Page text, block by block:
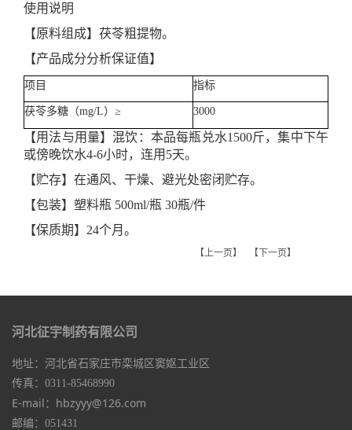
使用说明
【原料组成】茯苓粗提物。
【产品成分分析保证值】
项目 指标
茯苓多糖（mg/L）≥ 3000
【用法与用量】混饮：本品每瓶兑水1500斤，集中下午
或傍晚饮水4-6小时，连用 5天。
【贮存】在通风、干燥、避光处密闭贮存。
【包装】塑料瓶 500ml/瓶 30瓶/件
【保质期】 24个月。
【上一页】 【下一页】
河北征宇制药有限公司
地址：河北省石家庄市栾城区窦妪工业区
传真：0311-85468990
E-mail：hbzyyy@126.com
邮编：051431